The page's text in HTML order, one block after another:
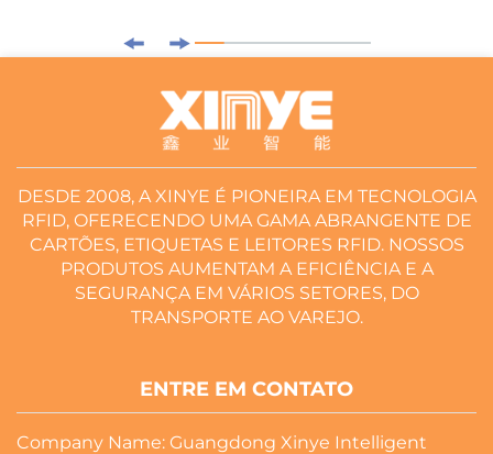
DESDE 2008, A XINYE É PIONEIRA EM TECNOLOGIA
RFID, OFERECENDO UMA GAMA ABRANGENTE DE
CARTÕES, ETIQUETAS E LEITORES RFID. NOSSOS
PRODUTOS AUMENTAM A EFICIÊNCIA E A
SEGURANÇA EM VÁRIOS SETORES, DO
TRANSPORTE AO VAREJO.
ENTRE EM CONTATO
Company Name: Guangdong Xinye Intelligent